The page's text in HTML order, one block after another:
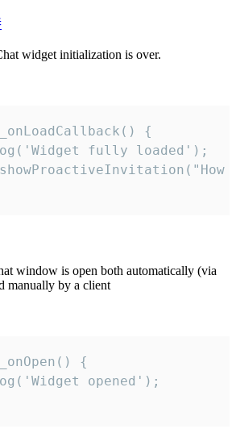
widget initialization is over.
{
fully loaded');
window is open both automatically (via
manually by a client
{
opened');